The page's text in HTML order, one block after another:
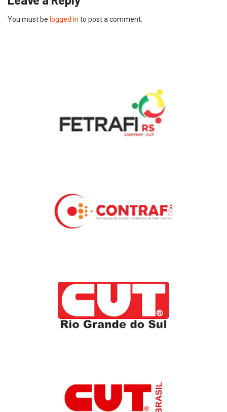
You must be logged in to post a comment.